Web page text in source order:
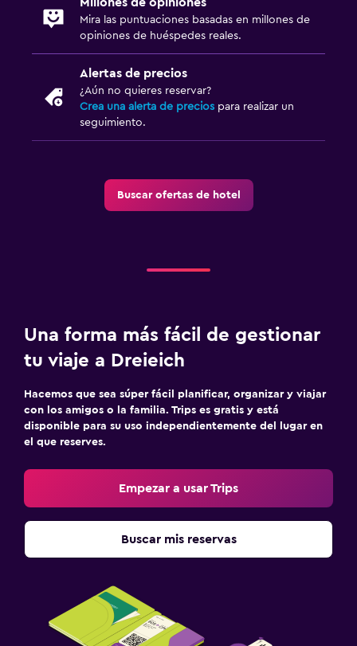
Mira las puntuaciones basadas en millones de
opiniones de huéspedes reales.
Alertas de precios
¿Aún no quieres reservar?
Crea una alerta de precios para realizar un
seguimiento.
Buscar ofertas de hotel
Una forma más fácil de gestionar
tu viaje a Dreieich
Hacemos que sea súper fácil planificar, organizar y viajar
con los amigos o la familia. Trips es gratis y está
disponible para su uso independientemente del lugar en
el que reserves.
Empezar a usar Trips
Buscar mis reservas